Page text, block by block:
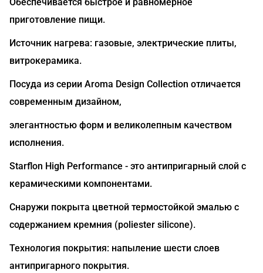
приготовление пищи.
Источник нагрева: газовые, электрические плиты,
витрокерамика.
Посуда из серии Aroma Design Collection отличается
современным дизайном,
элегантностью форм и великолепным качеством
исполнения.
Starflon High Performance - это антипригарный слой с
керамическими компонентами.
Снаружи покрыта цветной термостойкой эмалью с
содержанием кремния (poliester silicone).
Технология покрытия: напыление шести слоев
антипригарного покрытия.